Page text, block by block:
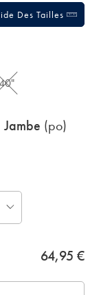
Des Tailles
(po)
64,95 €